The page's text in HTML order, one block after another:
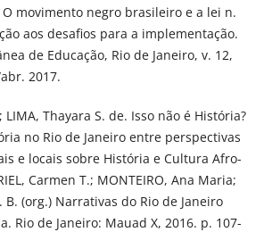
O movimento negro brasileiro e a lei n.
aos desafios para a implementação.
de Educação, Rio de Janeiro, v. 12,
2017.
LIMA, Thayara S. de. Isso não é História?
no Rio de Janeiro entre perspectivas
e locais sobre História e Cultura Afro-
Carmen T.; MONTEIRO, Ana Maria;
B. (org.) Narrativas do Rio de Janeiro
Rio de Janeiro: Mauad X, 2016. p. 107-